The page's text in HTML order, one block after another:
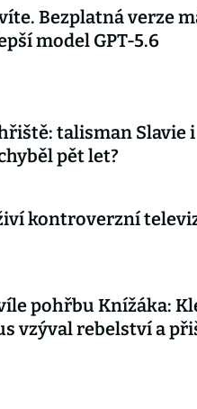
Bezplatná verze
model GPT-5.6
talisman Slavie i
pět let?
kontroverzní
pohřbu Knížáka:
vzýval rebelství a